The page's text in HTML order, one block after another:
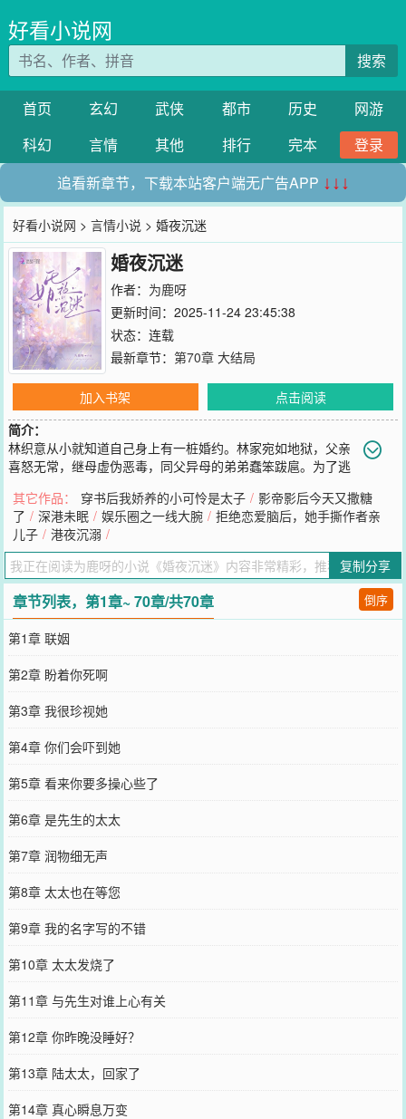
好看小说网
搜索
首页 玄幻 武侠 都市 历史
网游
科幻
言情 其他 排行 完本
登录
追看新章节，下载本站客户端无广告APP ↓↓↓
好看小说网 >言情小说 > 婚夜沉迷
婚夜沉迷
作者： 为鹿呀
更新时间：2025-11-24 23:45:38
状态：连载
最新章节： 第70章 大结局
加入书架
点击阅读
简介：
林织意从小就知道自己身上有一桩婚约。林家宛如地狱，父亲
喜怒无常，继母虚伪恶毒，同父异母的弟弟蠢笨跋扈。为了逃
节，林织意觉得这样也不错，甘心做她的豪门太太。可是就在新婚当
天，林织意得知自己所在的世界是一本小说，而她那位高权重的新婚
丈夫，是书中的温柔痴情男二，注定要和女主藕断丝连。她欣然接受
了系统的任务，等待半年之后的机会，和陆京时离婚，拿着系统的奖
励溜之大吉。-陆京时温润绅士，克己复礼，是众人口中的正人君子。
只有他自己知道。每每望着林织意，心中的私念、占有如同疯长的藤
蔓，到了贪得无厌的程度。他以为自己会隐瞒的很好。可是那天，林
织意提了离婚。没有人知道，高不可攀的谦谦君子发了疯，温和的脸
庞浸着失控，将人困在自己身前。一字一句，脱离掌控，压迫到了极
点：“意意，你不该说这句话。”
您要是觉得《婚夜沉迷
里的朋友推荐哦！
其它作品： 穿书后我娇养的小可怜是太子 / 影帝影后今天又撒糖
了 / 深港未眠 / 娱乐圈之一线大腕 / 拒绝恋爱脑后，她手撕作者亲
儿子 / 港夜沉溺 /
复制分享
章节列表，第1章~ 70章/共70章 倒序
第1章 联姻
第2章 盼着你死啊
第3章 我很珍视她
第4章 你们会吓到她
第5章 看来你要多操心些了
第6章 是先生的太太
第7章 润物细无声
第8章 太太也在等您
第9章 我的名字写的不错
第10章 太太发烧了
第11章 与先生对谁上心有关
第12章 你昨晚没睡好？
第13章 陆太太，回家了
第14章 真心瞬息万变